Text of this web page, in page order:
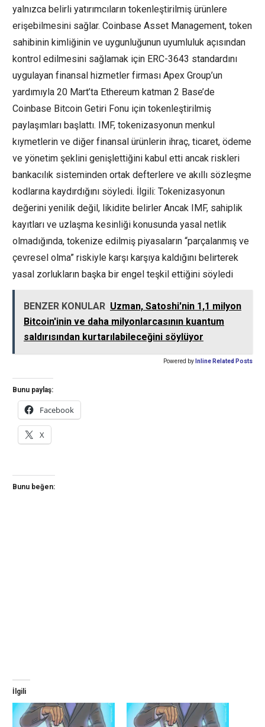
yalnızca belirli yatırımcıların tokenleştirilmiş ürünlere
erişebilmesini sağlar. Coinbase Asset Management, token
sahibinin kimliğinin ve uygunluğunun uyumluluk açısından
kontrol edilmesini sağlamak için ERC-3643 standardını
uygulayan finansal hizmetler firması Apex Group’un
yardımıyla 20 Mart’ta Ethereum katman 2 Base’de
Coinbase Bitcoin Getiri Fonu için tokenleştirilmiş
paylaşımları başlattı. IMF, tokenizasyonun menkul
kıymetlerin ve diğer finansal ürünlerin ihraç, ticaret, ödeme
ve yönetim şeklini genişlettiğini kabul etti ancak riskleri
bankacılık sisteminden ortak defterlere ve akıllı sözleşme
kodlarına kaydırdığını söyledi. İlgili: Tokenizasyonun
değerini yenilik değil, likidite belirler Ancak IMF, sahiplik
kayıtları ve uzlaşma kesinliği konusunda yasal netlik
olmadığında, tokenize edilmiş piyasaların “parçalanmış ve
çevresel olma” riskiyle karşı karşıya kaldığını belirterek
yasal zorlukların başka bir engel teşkil ettiğini söyledi
BENZER KONULAR Uzman, Satoshi'nin 1,1 milyon
Bitcoin'inin ve daha milyonlarcasının kuantum
saldırısından kurtarılabileceğini söylüyor
Powered by Inline Related Posts
Bunu paylaş:
Facebook
X
Bunu beğen:
İlgili